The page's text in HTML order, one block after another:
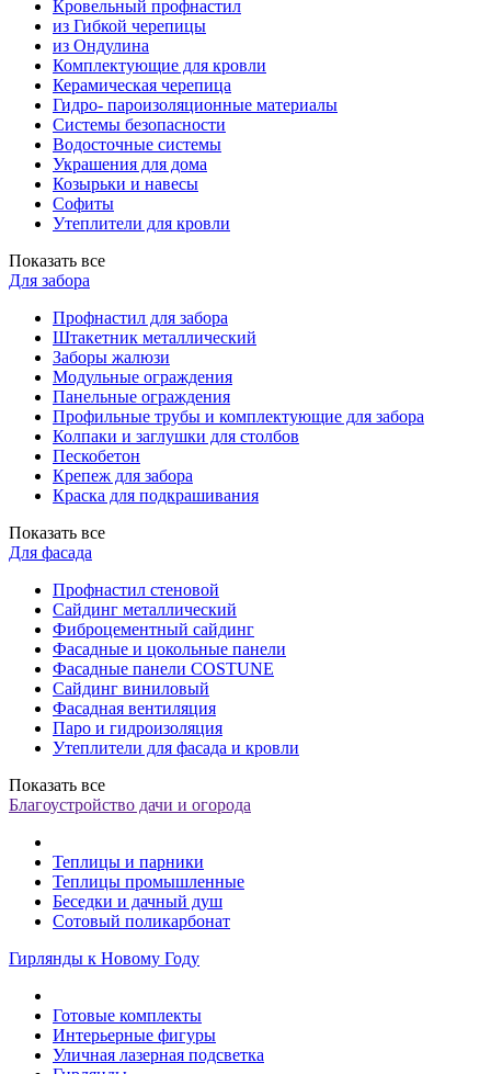
Кровельный профнастил
из Гибкой черепицы
из Ондулина
Комплектующие для кровли
Керамическая черепица
Гидро- пароизоляционные материалы
Системы безопасности
Водосточные системы
Украшения для дома
Козырьки и навесы
Софиты
Утеплители для кровли
Показать все
Для забора
Профнастил для забора
Штакетник металлический
Заборы жалюзи
Модульные ограждения
Панельные ограждения
Профильные трубы и комплектующие для забора
Колпаки и заглушки для столбов
Пескобетон
Крепеж для забора
Краска для подкрашивания
Показать все
Для фасада
Профнастил стеновой
Сайдинг металлический
Фиброцементный сайдинг
Фасадные и цокольные панели
Фасадные панели COSTUNE
Сайдинг виниловый
Фасадная вентиляция
Паро и гидроизоляция
Утеплители для фасада и кровли
Показать все
Благоустройство дачи и огорода
Теплицы и парники
Теплицы промышленные
Беседки и дачный душ
Сотовый поликарбонат
Гирлянды к Новому Году
Готовые комплекты
Интерьерные фигуры
Уличная лазерная подсветка